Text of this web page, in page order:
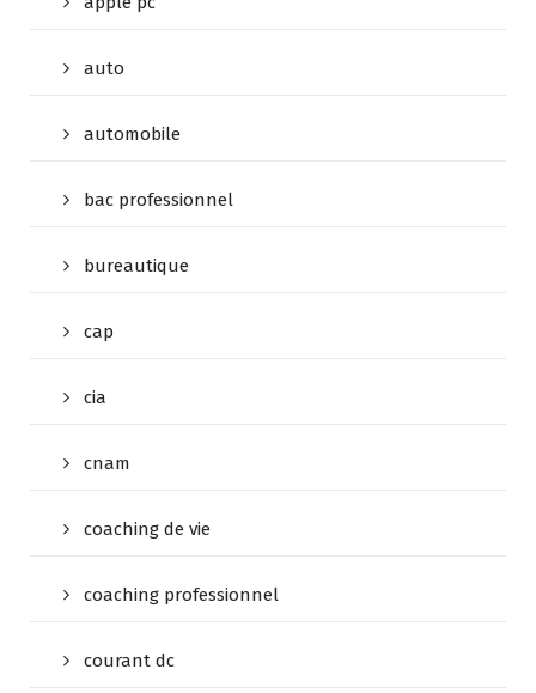
auto
automobile
bac professionnel
bureautique
cap
cia
cnam
coaching de vie
coaching professionnel
courant dc